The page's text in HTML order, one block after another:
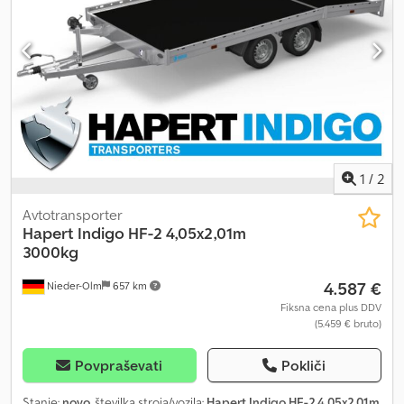
Chjdpfozaxv Aox Anmoa Drop-down front panel Tie-down hooks
on the chassis Tyres: 195/50R13 C with black rims Including
vehicle documents Available options and accessories for this
trailer: Aluminium loading ramps integrated under the loading
floor Rear supports Front grille for transporting long materials 100
km/h approval with shock absorbers Lashing rails, anchor rails,
additional load securing, load bars, lashing straps, etc.
Registration of your new trailer at the local vehicle registration
office
1 / 2
Nieder-Olm 657 km
Avtotransporter
Hapert Indigo HF-2 4,05x2,01m
3000kg
4.587 €
Fiksna cena plus DDV
(5.459 € bruto)
Povpraševati Pokliči